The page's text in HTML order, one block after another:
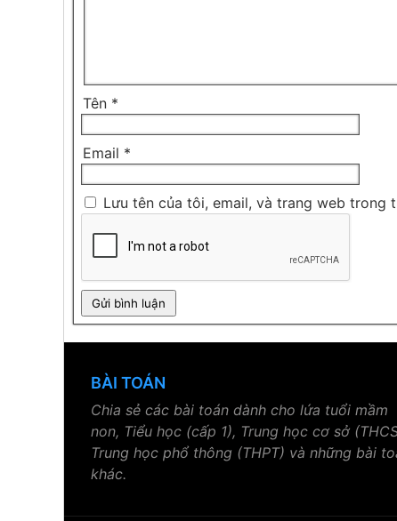
Tên *
Email *
Lưu tên của tôi, email, và trang web trong
BÀI TOÁN
Chia sẻ các bài toán dành cho lứa tuổi mầm
non, Tiểu học (cấp 1), Trung học cơ sở
Trung học phổ thông (THPT) và những bài
khác.